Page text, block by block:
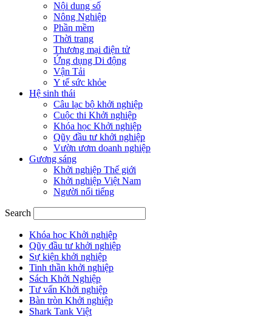
Nội dung số
Nông Nghiệp
Phần mềm
Thời trang
Thương mại điện tử
Ứng dụng Di động
Vận Tải
Y tế sức khỏe
Hệ sinh thái
Câu lạc bộ khởi nghiệp
Cuộc thi Khởi nghiệp
Khóa học Khởi nghiệp
Qũy đầu tư khởi nghiệp
Vườn ươm doanh nghiệp
Gương sáng
Khởi nghiệp Thế giới
Khởi nghiệp Việt Nam
Người nổi tiếng
Search
Khóa học Khởi nghiệp
Qũy đầu tư khởi nghiệp
Sự kiện khởi nghiệp
Tinh thần khởi nghiệp
Sách Khởi Nghiệp
Tư vấn Khởi nghiệp
Bàn tròn Khởi nghiệp
Shark Tank Việt